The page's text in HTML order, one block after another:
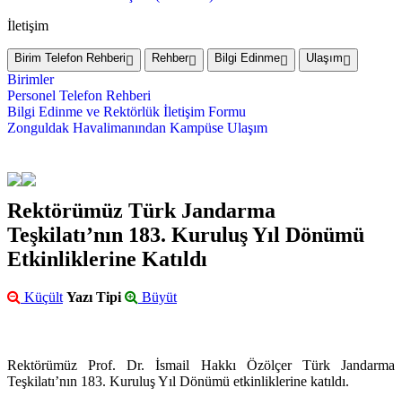
İletişim
Birim Telefon Rehberi Rehber Bilgi Edinme Ulaşım
Birimler
Personel Telefon Rehberi
Bilgi Edinme ve Rektörlük İletişim Formu
Zonguldak Havalimanından Kampüse Ulaşım
Rektörümüz Türk Jandarma
Teşkilatı’nın 183. Kuruluş Yıl Dönümü
Etkinliklerine Katıldı
Küçült Yazı Tipi Büyüt
Rektörümüz Prof. Dr. İsmail Hakkı Özölçer Türk Jandarma
Teşkilatı’nın 183. Kuruluş Yıl Dönümü etkinliklerine katıldı.